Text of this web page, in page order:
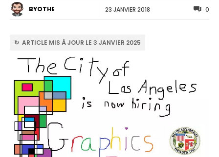
BYOTHE 23 JANVIER 2018 0
↻ ARTICLE MIS À JOUR LE 3 JANVIER 2025